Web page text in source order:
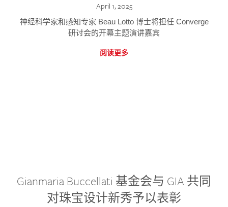
April 1, 2025
神经科学家和感知专家 Beau Lotto 博士将担任 Converge
研讨会的开幕主题演讲嘉宾
阅读更多
Gianmaria Buccellati 基金会与 GIA 共同
对珠宝设计新秀予以表彰